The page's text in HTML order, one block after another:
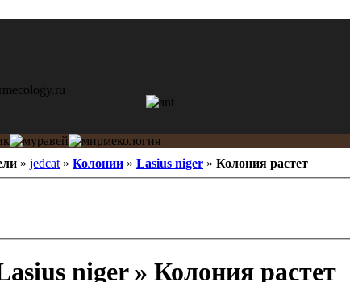
» jedcat » Колонии » Lasius niger » Колония растет
niger » Колония растет